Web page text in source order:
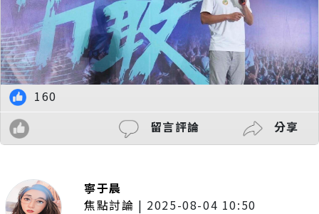
160
留言評論
分享
寧于晨
焦點討論 | 2025-08-04 10:50